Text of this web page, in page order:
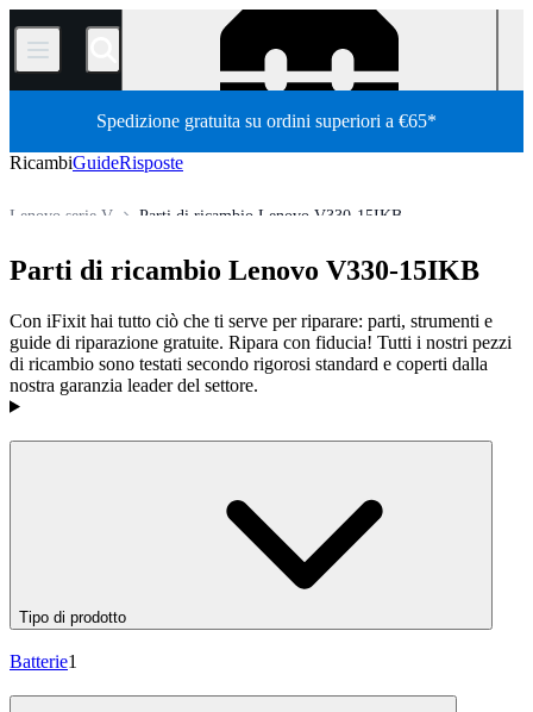
/
Spedizione gratuita su ordini superiori a €65*
RicambiGuideRisposte
Parti di ricambio Lenovo V330-15IKB
Lenovo serie V
Parti di ricambio Lenovo V330-15IKB
Con iFixit hai tutto ciò che ti serve per riparare: parti, strumenti e
guide di riparazione gratuite. Ripara con fiducia! Tutti i nostri pezzi
di ricambio sono testati secondo rigorosi standard e coperti dalla
nostra garanzia leader del settore.
Prodotti
Tipo di prodotto
Batterie1